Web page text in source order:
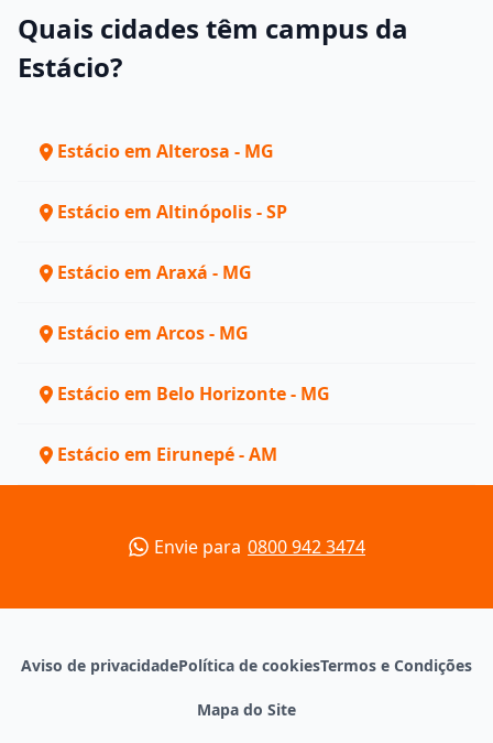
Quais cidades têm campus da
Estácio?
Estácio em Alterosa - MG
Estácio em Altinópolis - SP
Estácio em Araxá - MG
Estácio em Arcos - MG
Estácio em Belo Horizonte - MG
Estácio em Eirunepé - AM
Envie para 0800 942 3474
Aviso de privacidadePolítica de cookiesTermos e Condições
Mapa do Site